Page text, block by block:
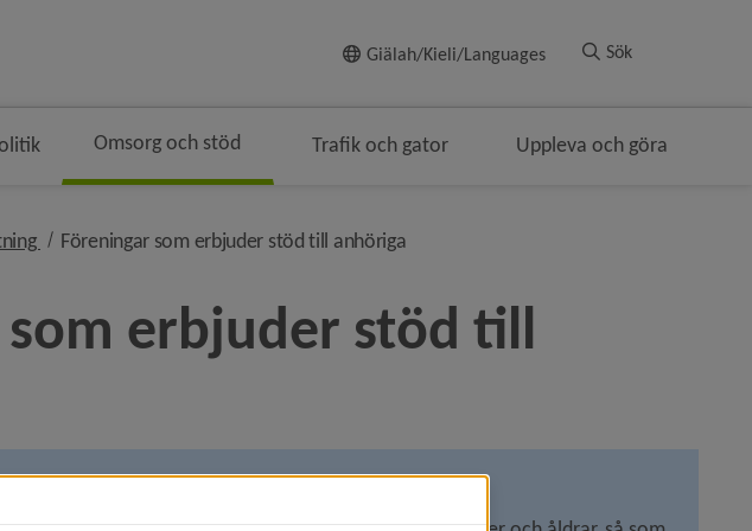
Giälah/Kieli/Languages Sök
Omsorg och stöd Trafik och gator Uppleva och göra
nivå i brödsmulenavigeringen
Föreningar som erbjuder stöd till anhöriganivå i brödsmulenavigeringen
erbjuder stöd till
riksförbund